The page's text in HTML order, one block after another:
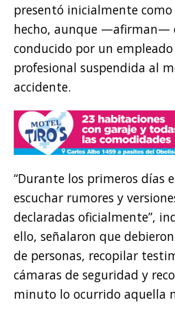
presentó inicialmente como
hecho, aunque —afirman—
conducido por un
profesional suspendida al
accidente.
“Durante los primeros días
escuchar rumores y
declaradas oficialmente”,
ello, señalaron que
de personas, recopilar
cámaras de seguridad y
minuto lo ocurrido aquella